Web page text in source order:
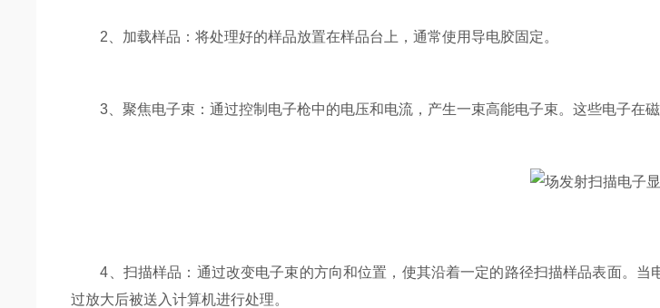
2、加载样品：将处理好的样品放置在样品台上，通常使用导电胶固定。
3、聚焦电子束：通过控制电子枪中的电压和电流，产生一束高能电子束。这些电子在磁
4、扫描样品：通过改变电子束的方向和位置，使其沿着一定的路径扫描样品表面。当
过放大后被送入计算机进行处理。